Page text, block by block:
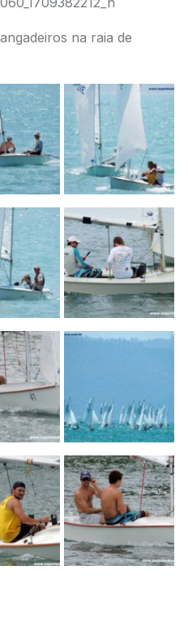
na raia de